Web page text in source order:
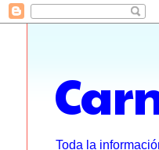
Toda la